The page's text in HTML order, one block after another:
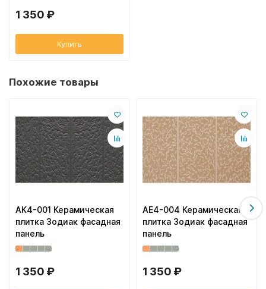
1 350 ₽
Купить
Похожие товары
AK4-001 Керамическая
плитка Зодиак фасадная
панель
1 350 ₽
AE4-004 Керамическая
плитка Зодиак фасадная
панель
1 350 ₽